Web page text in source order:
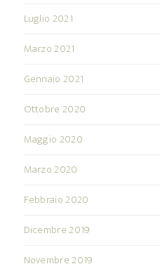
Luglio 2021
Marzo 2021
Gennaio 2021
Ottobre 2020
Maggio 2020
Marzo 2020
Febbraio 2020
Dicembre 2019
Novembre 2019